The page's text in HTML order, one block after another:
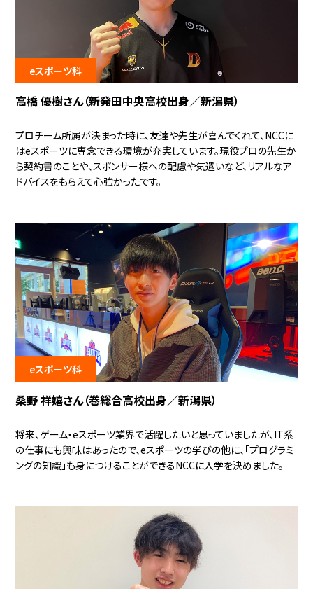
eスポーツ科
高橋 優樹さん（新発田中央高校出身／新潟県）
プロチーム所属が決まった時に、友達や先生が喜んでくれて、NCCに
はeスポーツに専念できる環境が充実しています。現役プロの先生か
ら契約書のことや、スポンサー様への配慮や気遣いなど、リアルなア
ドバイスをもらえて心強かったです。
eスポーツ科
桑野 祥嬉さん（巻総合高校出身／新潟県）
将来、ゲーム・eスポーツ業界で活躍したいと思っていましたが、IT系
の仕事にも興味はあったので、eスポーツの学びの他に、「プログラミ
ングの知識」も身につけることができるNCCに入学を決めました。